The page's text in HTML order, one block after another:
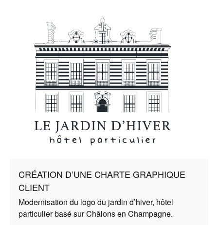
CRÉATION D’UNE CHARTE GRAPHIQUE
CLIENT
Modernisation du logo du jardin d’hiver, hôtel
particulier basé sur Châlons en Champagne.